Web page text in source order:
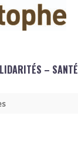
– SANTÉ